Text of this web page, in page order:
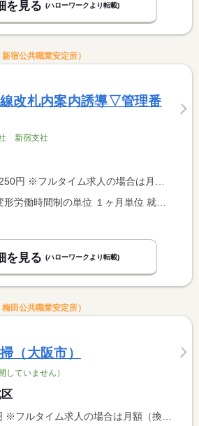
を見る (ハローワークより転載)
宿公共職業安定所）
改札内案内誘導▽管理番
新宿支社
の場合は月額（換算額）、パート求人の場合は時間額を表示しています。
を見る (ハローワークより転載)
田公共職業安定所）
（大阪市）
していません）
場合は月額（換算額）、パート求人の場合は時間額を表示しています。